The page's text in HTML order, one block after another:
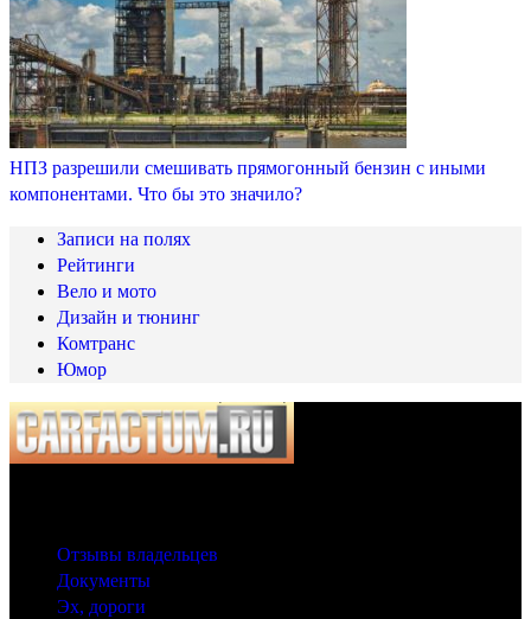
НПЗ разрешили смешивать прямогонный бензин с иными
компонентами. Что бы это значило?
Записи на полях
Рейтинги
Вело и мото
Дизайн и тюнинг
Комтранс
Юмор
Отзывы владельцев
Документы
Эх, дороги